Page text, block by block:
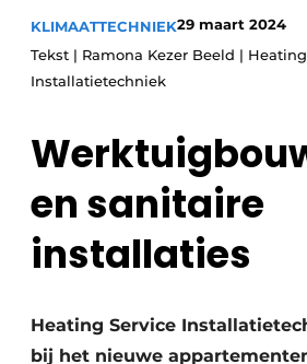
Podcasts
Privacy / Cookie statement
Vacature aanmelden
Vacatures
Video’s
Glas
Modulair bouwen
KLIMAATTECHNIEK29 maart 2024
Tekst | Ramona Kezer Beeld |
Installatietechniek
en sanitaire
installaties
Heating Service
bij het nieuwe